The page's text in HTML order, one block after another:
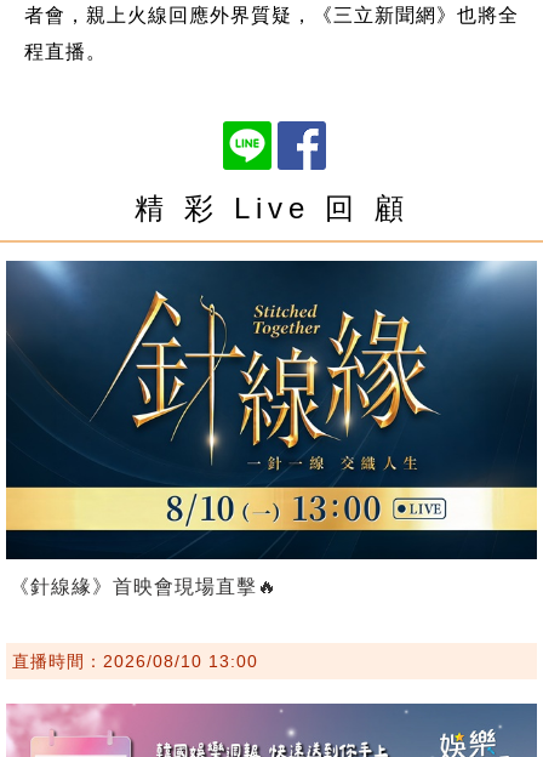
者會，親上火線回應外界質疑，《三立新聞網》也將全
程直播。
精 彩 Live 回 顧
《針線緣》首映會現場直擊🔥
直播時間：2026/08/10 13:00